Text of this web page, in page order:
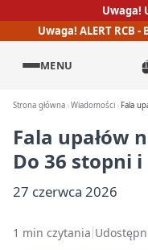
Uwaga!
Uwaga! ALERT RCB
MENU
Strona główna Wiadomości Fala
Fala upałów
Do 36 stopni
27 czerwca 2026
1 min czytania